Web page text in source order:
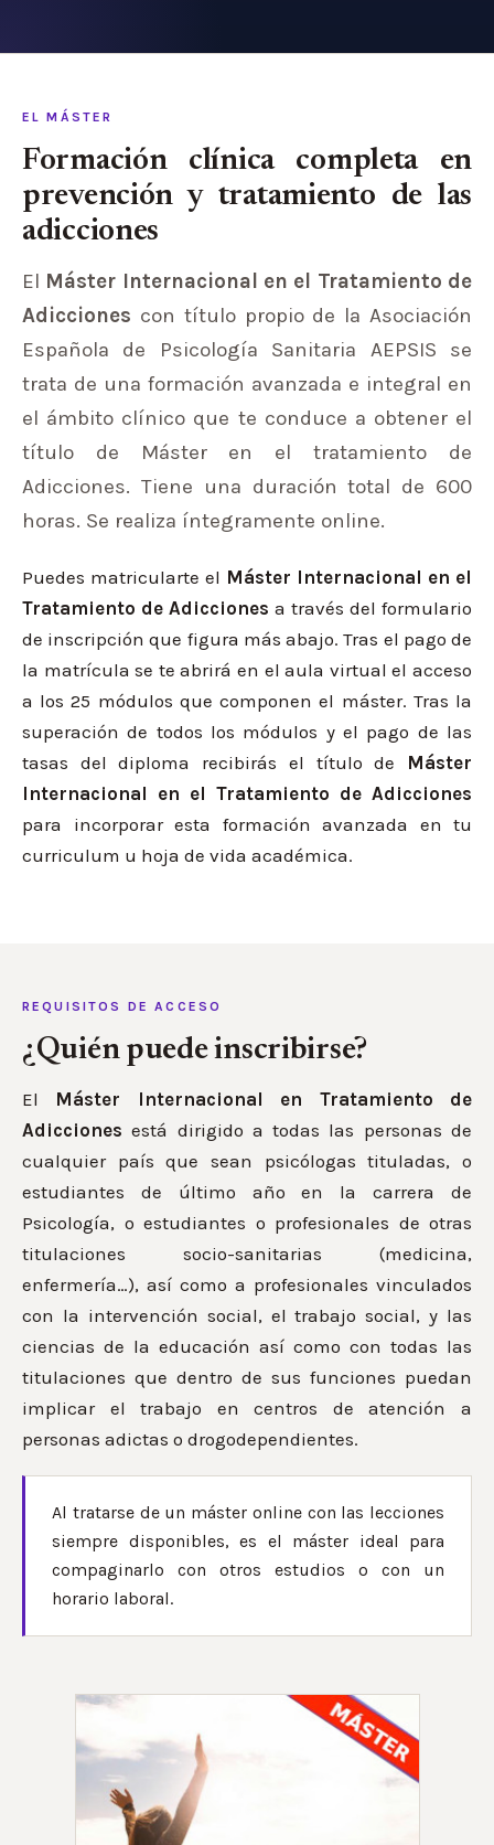
EL MÁSTER
Formación clínica completa en
prevención y tratamiento de las
adicciones
El Máster Internacional en el Tratamiento de
Adicciones con título propio de la Asociación
Española de Psicología Sanitaria AEPSIS se
trata de una formación avanzada e integral en
el ámbito clínico que te conduce a obtener el
título de Máster en el tratamiento de
Adicciones. Tiene una duración total de 600
horas. Se realiza íntegramente online.
Puedes matricularte el Máster Internacional en el
Tratamiento de Adicciones a través del formulario
de inscripción que figura más abajo. Tras el pago de
la matrícula se te abrirá en el aula virtual el acceso
a los 25 módulos que componen el máster. Tras la
superación de todos los módulos y el pago de las
tasas del diploma recibirás el título de Máster
Internacional en el Tratamiento de Adicciones
para incorporar esta formación avanzada en tu
curriculum u hoja de vida académica.
REQUISITOS DE ACCESO
¿Quién puede inscribirse?
El Máster Internacional en Tratamiento de
Adicciones está dirigido a todas las personas de
cualquier país que sean psicólogas tituladas, o
estudiantes de último año en la carrera de
Psicología, o estudiantes o profesionales de otras
titulaciones socio-sanitarias (medicina,
enfermería…), así como a profesionales vinculados
con la intervención social, el trabajo social, y las
ciencias de la educación así como con todas las
titulaciones que dentro de sus funciones puedan
implicar el trabajo en centros de atención a
personas adictas o drogodependientes.
Al tratarse de un máster online con las lecciones
siempre disponibles, es el máster ideal para
compaginarlo con otros estudios o con un
horario laboral.